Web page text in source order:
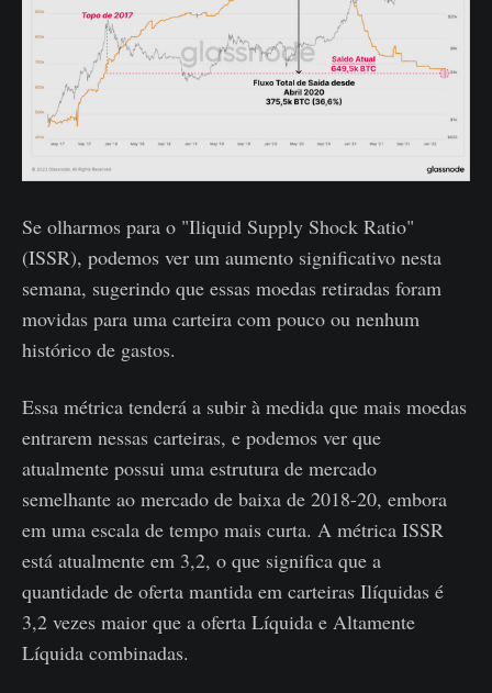
Se olharmos para o "Iliquid Supply Shock Ratio"
(ISSR), podemos ver um aumento significativo nesta
semana, sugerindo que essas moedas retiradas foram
movidas para uma carteira com pouco ou nenhum
histórico de gastos.
Essa métrica tenderá a subir à medida que mais moedas
entrarem nessas carteiras, e podemos ver que
atualmente possui uma estrutura de mercado
semelhante ao mercado de baixa de 2018-20, embora
em uma escala de tempo mais curta. A métrica ISSR
está atualmente em 3,2, o que significa que a
quantidade de oferta mantida em carteiras Ilíquidas é
3,2 vezes maior que a oferta Líquida e Altamente
Líquida combinadas.